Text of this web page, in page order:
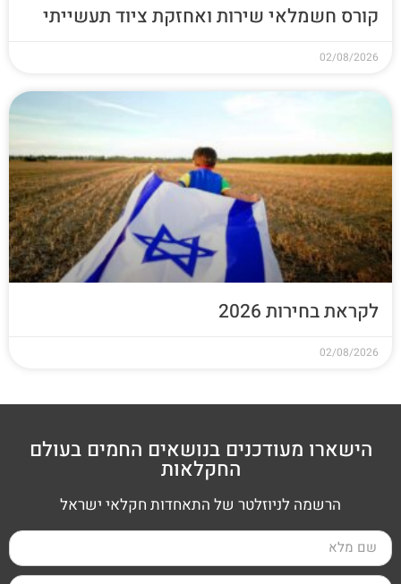
קורס חשמלאי שירות ואחזקת ציוד תעשייתי
02/08/2026
לקראת בחירות 2026
02/08/2026
הישארו מעודכנים בנושאים החמים בעולם
החקלאות
הרשמה לניוזלטר של התאחדות חקלאי ישראל